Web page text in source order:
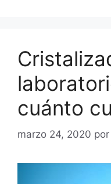
cuánto
marzo 24, 2020 por